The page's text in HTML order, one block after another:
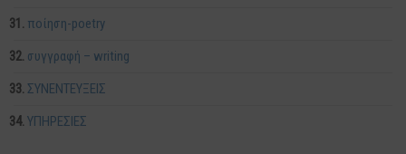
ποίηση-poetry
συγγραφή – writing
ΣΥΝΕΝΤΕΥΞΕΙΣ
ΥΠΗΡΕΣΙΕΣ